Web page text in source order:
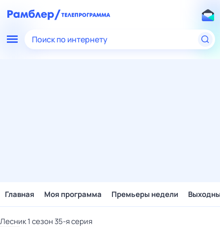
Поиск по интернету
Главная Моя программа Премьеры недели
Лесник 1 сезон 35-я серия